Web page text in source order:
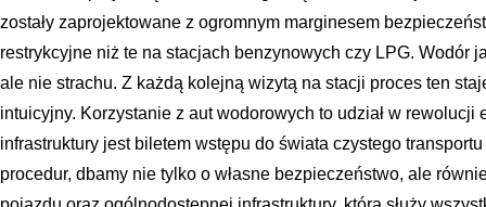
zostały zaprojektowane z ogromnym marginesem
restrykcyjne niż te na stacjach benzynowych czy LPG. Wodór
ale nie strachu. Z każdą kolejną wizytą na stacji proces ten
intuicyjny. Korzystanie z aut wodorowych to udział w rewolucji
infrastruktury jest biletem wstępu do świata czystego
procedur, dbamy nie tylko o własne bezpieczeństwo, ale